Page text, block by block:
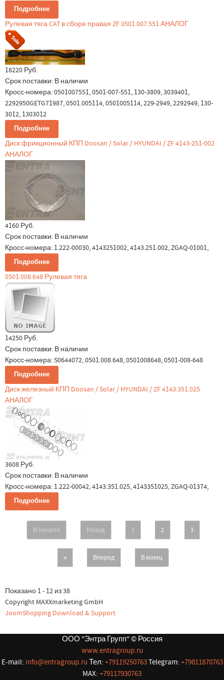
Подробнее
Рулевая тяга CAT в сборе правая ZF 0501.007.551 АНАЛОГ
18220 Руб.
Срок поставки: В наличии
Кросс-номера: 0501007551, 0501-007-551, 130-3809, 3039401,
2292950GETG71987, 0501.005114, 0501005114, 229-2949, 2292949, 130-
3012, 1303012
Подробнее
Диск фрикционный КПП Doosan / Solar / HYUNDAI / ZF 4143-251-002
АНАЛОГ
4160 Руб.
Срок поставки: В наличии
Кросс-номера: 1.222-00030, 4143251002, 4143.251.002, ZGAQ-01001,
Подробнее
0501.008.648 Рулевая тяга
14250 Руб.
Срок поставки: В наличии
Кросс-номера: S0644072, 0501.008.648, 0501008648, 0501-008-648
Подробнее
Диск железный КПП Doosan / Solar / HYUNDAI / ZF 4143.351.025
АНАЛОГ
3608 Руб.
Срок поставки: В наличии
Кросс-номера: 1.222-00042, 4143.351.025, 4143351025, ZGAQ-01374,
Подробнее
В начало Назад 1 2 3
4 Вперед В конец
Показано 1 - 12 из 38
Copyright MAXXmarketing GmbH
JoomShopping Download & Support
ООО "Энтра Групп" © Россия
www.entragroup.ru
E-mail: info@entragroup.ru Тел: +79119250763Telegram: +79811870763
MAX: +79117930763